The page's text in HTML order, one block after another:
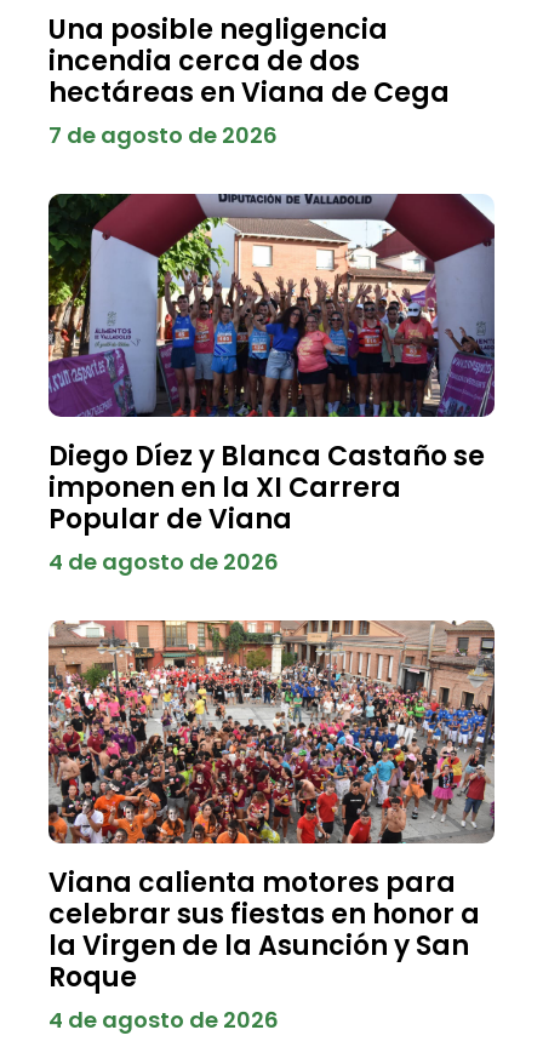
Una posible negligencia
incendia cerca de dos
hectáreas en Viana de Cega
7 de agosto de 2026
Diego Díez y Blanca Castaño se
imponen en la XI Carrera
Popular de Viana
4 de agosto de 2026
Viana calienta motores para
celebrar sus fiestas en honor a
la Virgen de la Asunción y San
Roque
4 de agosto de 2026